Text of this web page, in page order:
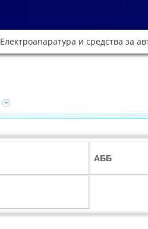
Електроапаратура и средства за
АББ